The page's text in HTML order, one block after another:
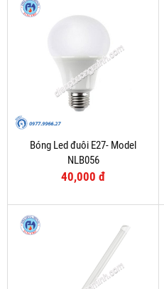
Bóng Led đuôi E27- Model
NLB056
40,000 đ